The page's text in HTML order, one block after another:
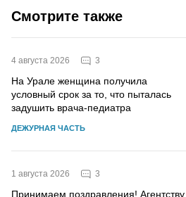
Смотрите также
4 августа 2026 3
На Урале женщина получила
условный срок за то, что пыталась
задушить врача-педиатра
ДЕЖУРНАЯ ЧАСТЬ
1 августа 2026 3
Принимаем поздравления! Агентству